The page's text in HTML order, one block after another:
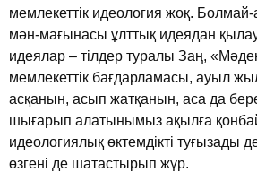
мемлекеттiк идеология жоқ.
мән-мағынасы ұлттық идеядан
идеялар – тiлдер туралы Заң,
мемлекеттiк бағдарламасы, ауыл
асқанын, асып жатқанын, аса да
шығарып алатынымыз ақылға
идеологиялық өктемдiктi туғызады
өзгенi де шатастырып жүр.